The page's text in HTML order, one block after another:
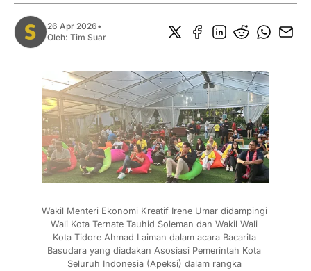
26 Apr 2026•
Oleh: Tim Suar
Wakil Menteri Ekonomi Kreatif Irene Umar didampingi
Wali Kota Ternate Tauhid Soleman dan Wakil Wali
Kota Tidore Ahmad Laiman dalam acara Bacarita
Basudara yang diadakan Asosiasi Pemerintah Kota
Seluruh Indonesia (Apeksi) dalam rangka